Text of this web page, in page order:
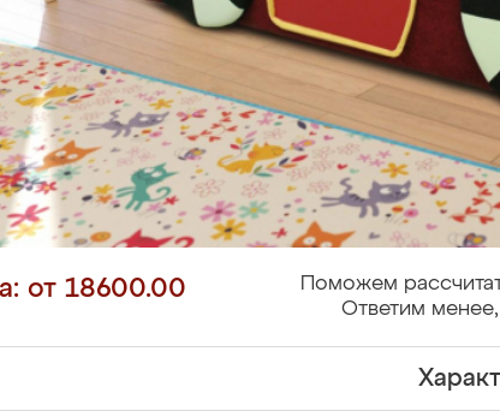
от 18600.00
Поможем
Ответим